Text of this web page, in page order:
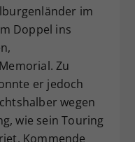
im
Doppel ins
Zu
er jedoch
wegen
wie sein Touring
Kommende